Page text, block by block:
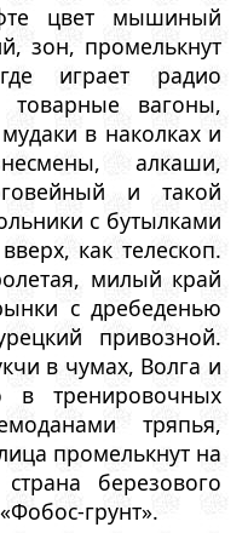
цвет мышиный
зон, промелькнут
играет радио
товарные вагоны,
в наколках и
алкаши,
и такой
с бутылками
как телескоп.
милый край
с дребеденью
привозной.
в чумах, Волга и
в тренировочных
тряпья,
промелькнут на
березового
грунт».